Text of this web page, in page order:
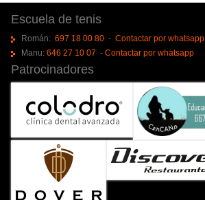
Escuela de tenis
Román: 697 18 00 80- Contactar por whatsapp
Manu: 646 27 10 07 - Contactar por whatsapp
Patrocinadores